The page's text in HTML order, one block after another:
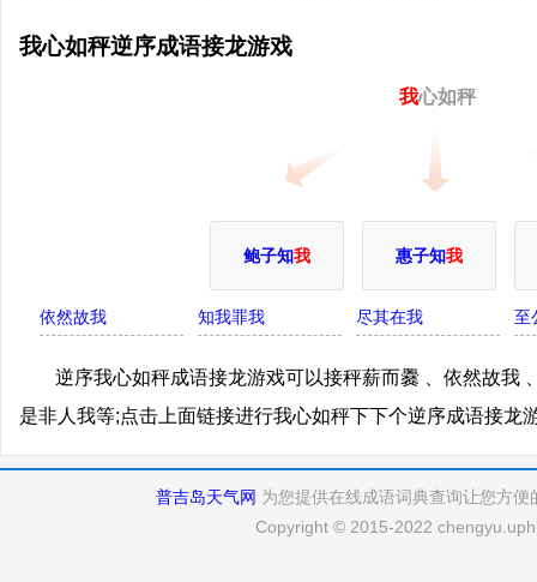
我心如秤逆序成语接龙游戏
我心如秤
鲍子知我 惠子知我
依然故我 知我罪我 尽其在我 至
逆序我心如秤成语接龙游戏可以接秤薪而爨 、依然故我
是非人我等;点击上面链接进行我心如秤下下个逆序成语接龙
普吉岛天气网 为您提供在线成语词典查询让您方
Copyright © 2015-2022